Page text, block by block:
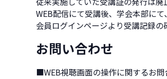
WEB配信にて受講後、学会本部に
会員ログインページより受講記録の
お問い合わせ
■WEB視聴画面の操作に関するお問